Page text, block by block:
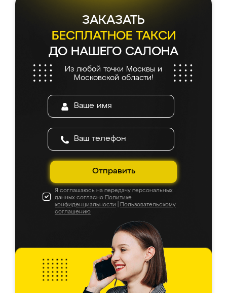
ЗАКАЗАТЬ
БЕСПЛАТНОЕ ТАКСИ
ДО НАШЕГО САЛОНА
Из любой точки Москвы и
Московской области!
Отправить
Я соглашаюсь на передачу персональных
данных согласно Политике
конфиденциальности
Пользовательскому
соглашению